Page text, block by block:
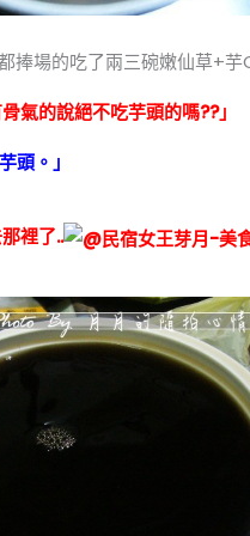
捧場的吃了兩三碗嫩仙草+芋
氣的說絕不吃芋頭的嗎??」
頭。」
裡了..